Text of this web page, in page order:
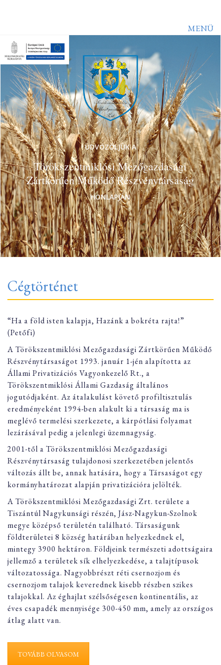
MENÜ
Törökszentmiklósi Mezőgazdasági
Zártkörűen Működő Részvénytársaság
ÜDVÖZÖLJÜK A
HONLAPJÁN
Cégtörténet
“Ha a föld isten kalapja, Hazánk a bokréta rajta!”
(Petőfi)
A Törökszentmiklósi Mezőgazdasági Zártkörűen Működő
Részvénytársaságot 1993. január 1-jén alapította az
Állami Privatizációs Vagyonkezelő Rt., a
Törökszentmiklósi Állami Gazdaság általános
jogutódjaként. Az átalakulást követő profiltisztulás
eredményeként 1994-ben alakult ki a társaság ma is
meglévő termelési szerkezete, a kárpótlási folyamat
lezárásával pedig a jelenlegi üzemnagyság.
2001-től a Törökszentmiklósi Mezőgazdasági
Részvénytársaság tulajdonosi szerkezetében jelentős
változás állt be, annak hatására, hogy a Társaságot egy
kormányhatározat alapján privatizációra jelölték.
A Törökszentmiklósi Mezőgazdasági Zrt. területe a
Tiszántúl Nagykunsági részén, Jász-Nagykun-Szolnok
megye középső területén található. Társaságunk
földterületei 8 község határában helyezkednek el,
mintegy 3900 hektáron. Földjeink természeti adottságaira
jellemző a területek sík elhelyezkedése, a talajtípusok
változatossága. Nagyobbrészt réti csernozjom és
csernozjom talajok keverednek kisebb részben szikes
talajokkal. Az éghajlat szélsőségesen kontinentális, az
éves csapadék mennyisége 300-450 mm, amely az országos
átlag alatt van.
TOVÁBB OLVASOM